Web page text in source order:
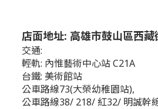
店面地址: 高雄市鼓山區西藏
交通:
輕軌: 內惟藝術中心站 C21A
台鐵: 美術館站
公車路線73(大榮幼稚園站),
公車路線38/ 218/ 紅32/ 明誠幹